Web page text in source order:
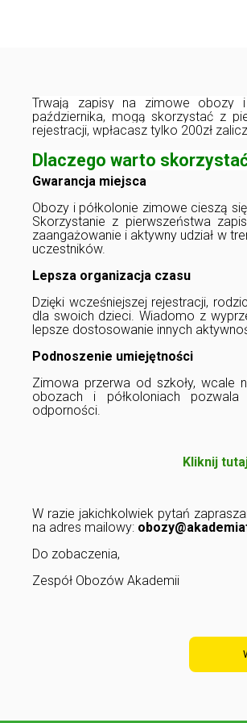
Trwają zapisy na zimowe obozy
października, mogą skorzystać z
rejestracji, wpłacasz tylko 200zł
Dlaczego warto
Gwarancja miejsca
Obozy i półkolonie zimowe cieszą
Skorzystanie z pierwszeństwa
zaangażowanie i aktywny udział w
uczestników.
Lepsza organizacja czasu
Dzięki wcześniejszej rejestracji,
dla swoich dzieci. Wiadomo z
lepsze dostosowanie innych
Podnoszenie umiejętności
Zimowa przerwa od szkoły, wcale
obozach i półkoloniach
odporności.
Kliknij
W razie jakichkolwiek pytań
na adres mailowy:
Do zobaczenia,
Zespół Obozów Akademii